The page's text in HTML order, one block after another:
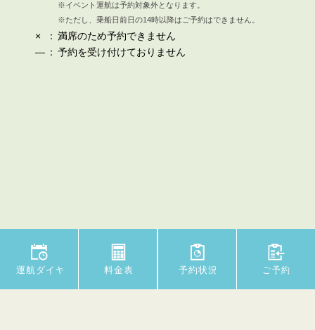
※イベント運航は予約対象外となります。
※ただし、乗船日前日の14時以降はご予約はできません。
× ： 満席のため予約できません
— ： 予約を受け付けておりません